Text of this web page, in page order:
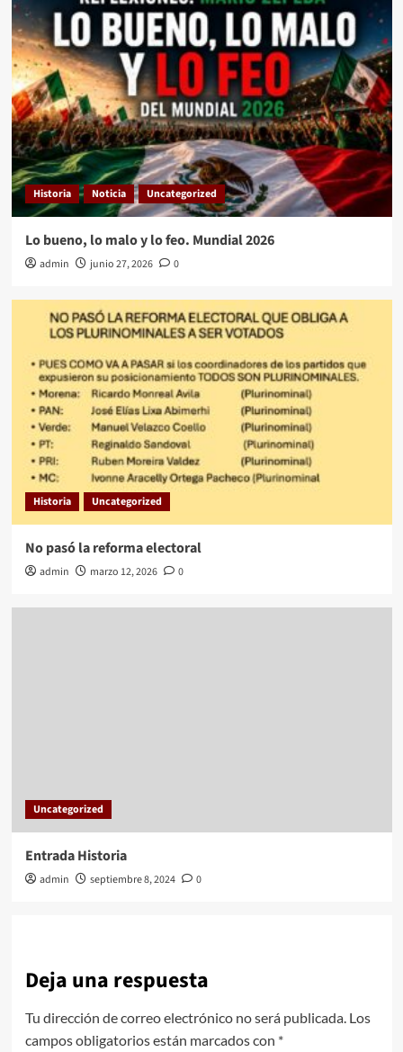
Historia Noticia Uncategorized
Lo bueno, lo malo y lo feo. Mundial 2026
admin junio 27, 2026 0
Historia Uncategorized
No pasó la reforma electoral
admin marzo 12, 2026 0
Uncategorized
Entrada Historia
admin septiembre 8, 2024 0
Deja una respuesta
Tu dirección de correo electrónico no será publicada. Los
campos obligatorios están marcados con *